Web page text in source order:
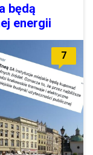
będą
energii
7